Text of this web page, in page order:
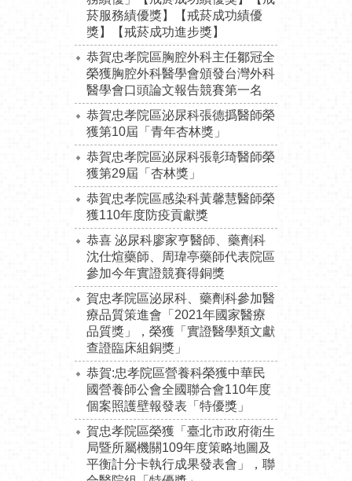
菸服務績優獎】【戒菸成功績優
獎】【戒菸成功進步獎】
恭賀忠孝院區胸腔外科主任鄒冠全
榮獲胸腔外科醫學會頒發台灣外科
醫學會口頭論文報告競賽第一名
恭賀忠孝院區泌尿科張德撝醫師榮
獲第10屆「青年杏林獎」
恭賀忠孝院區泌尿科張彰琦醫師榮
獲第29屆「杏林獎」
恭賀忠孝院區感染科黃馨慧醫師榮
獲110年度防疫貢獻獎
恭喜 泌尿科廖家亨醫師、藥劑科
沈仕煊藥師、周瑋亭藥師代表院區
參加今年實證競賽得銅獎
賀忠孝院區泌尿科、藥劑科參加醫
療品質策進會「2021年國家醫療
品質獎」，榮獲「實證醫學類文獻
查證臨床組銅獎」
恭賀:忠孝院區營養科榮獲中華民
國營養師公會全國聯合會110年度
個案照護壁報發表「特優獎」
賀忠孝院區榮獲「臺北市政府衛生
局暨所屬機關109年度策略地圖及
平衡計分卡執行成果發表會」，聯